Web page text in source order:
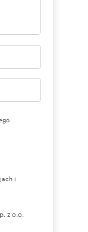
i
z o.o.